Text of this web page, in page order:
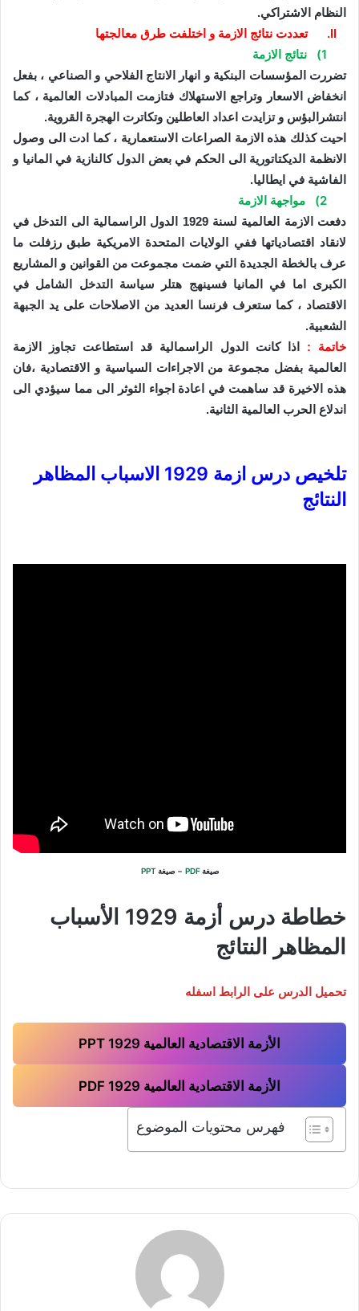
النظام الاشتراكي.
II. تعددت نتائج الازمة و اختلفت طرق معالجتها
1)
نتائج الازمة
تضررت المؤسسات البنكية و انهار الانتاج الفلاحي و الصناعي ، بفعل
انخفاض الاسعار وتراجع الاستهلاك فتازمت المبادلات العالمية ، كما
انتشرالبؤس و تزايدت اعداد العاطلين وتكاترت الهجرة القروية.
احيت كذلك هذه الازمة الصراعات الاستعمارية ، كما ادت الى وصول
الانظمة الديكتاتورية الى الحكم في بعض الدول كالنازية في المانيا و
الفاشية في ايطاليا.
2)
مواجهة الازمة
دفعت الازمة العالمية لسنة 1929 الدول الراسمالية الى التدخل في
لانقاد اقتصادياتها ففي الولايات المتحدة الامريكية طبق رزفلت ما
عرف بالخطة الجديدة التي ضمت مجموعت من القوانين و المشاريع
الكبرى اما في المانيا فسينهج هتلر سياسة التدخل الشامل في
الاقتصاد ، كما ستعرف فرنسا العديد من الاصلاحات على يد الجبهة
الشعبية.
خاتمة : اذا كانت الدول الراسمالية قد استطاعت تجاوز الازمة
العالمية بفضل مجموعة من الاجراءات السياسية و الاقتصادية ،فان
هذه الاخيرة قد ساهمت في اعادة اجواء الثوثر الى مما سيؤدي الى
اندلاع الحرب العالمية الثانية.
تلخيص درس ازمة 1929 الاسباب المظاهر
النتائج
صيغةPDF – صيغةPPT
خطاطة درس أزمة 1929 الأسباب
المظاهر النتائج
تحميل الدرس على الرابط اسفله
الأزمة الاقتصادية العالمية 1929 PPT
الأزمة الاقتصادية العالمية 1929 PDF
فهرس محتويات الموضوع